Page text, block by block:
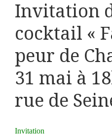
Invitation
cocktail «
peur de
31 mai à
rue de
Invitation